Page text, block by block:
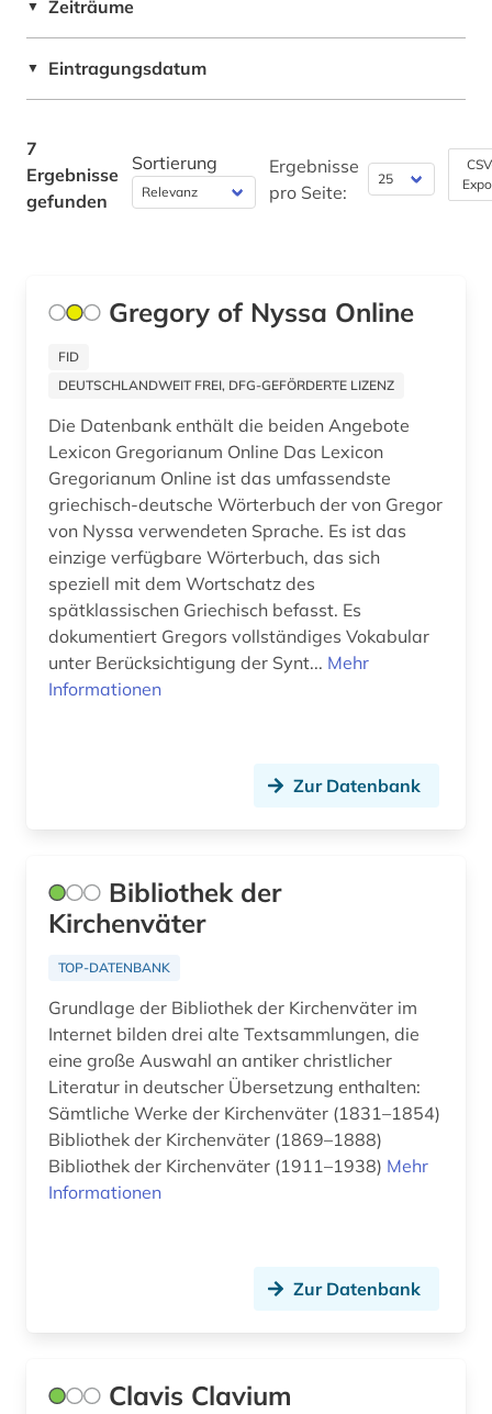
▼ Zeiträume
▼ Eintragungsdatum
7
Ergebnisse
gefunden
Sortierung
Ergebnisse
pro Seite:
Gregory of Nyssa Online
FID
DEUTSCHLANDWEIT FREI, DFG-GEFÖRDERTE LIZENZ
Die Datenbank enthält die beiden Angebote
Lexicon Gregorianum Online Das Lexicon
Gregorianum Online ist das umfassendste
griechisch-deutsche Wörterbuch der von Gregor
von Nyssa verwendeten Sprache. Es ist das
einzige verfügbare Wörterbuch, das sich
speziell mit dem Wortschatz des
spätklassischen Griechisch befasst. Es
dokumentiert Gregors vollständiges Vokabular
unter Berücksichtigung der Synt... Mehr
Informationen
Zur Datenbank
Bibliothek der
Kirchenväter
TOP-DATENBANK
Grundlage der Bibliothek der Kirchenväter im
Internet bilden drei alte Textsammlungen, die
eine große Auswahl an antiker christlicher
Literatur in deutscher Übersetzung enthalten:
Sämtliche Werke der Kirchenväter (1831–1854)
Bibliothek der Kirchenväter (1869–1888)
Bibliothek der Kirchenväter (1911–1938) Mehr
Informationen
Zur Datenbank
Clavis Clavium